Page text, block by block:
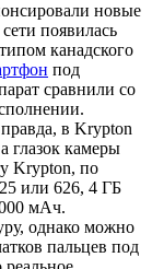
новые
появилась
канадского
под
сравнили со
в Krypton
глазок камеры
Krypton, по
или 626, 4 ГБ
мАч.
однако можно
пальцев под